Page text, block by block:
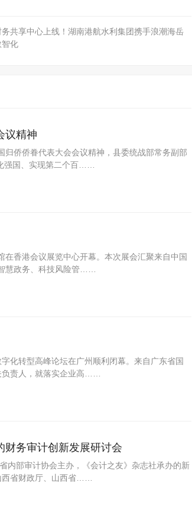
务共享中心上线！湖南港航水利集团携手浪潮海岳
智化
议精神
侨侨眷代表大会会议精神，县委统战部常务副部
强国、实现第二个百……
香港会议展览中心开幕。本次展会汇聚来自中国
慧政务、科技风险管……
化转型高峰论坛在广州顺利闭幕。来自广东省国
负责人，就落实企业高……
财务审计创新发展研讨会
内部审计协会主办，《会计之友》杂志社承办的新
西省财政厅、山西省……